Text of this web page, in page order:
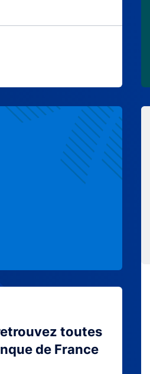
toutes
de France